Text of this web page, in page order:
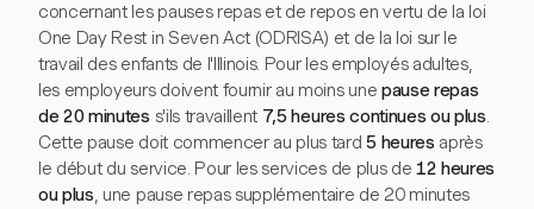
concernant les pauses repas et de repos en vertu de la loi
One Day Rest in Seven Act (ODRISA) et de la loi sur le
travail des enfants de l'Illinois. Pour les employés adultes,
les employeurs doivent fournir au moins une pause repas
de 20 minutes s'ils travaillent 7,5 heures continues ou plus.
Cette pause doit commencer au plus tard5 heures après
le début du service. Pour les services de plus de 12 heures
ou plus, une pause repas supplémentaire de 20 minutes